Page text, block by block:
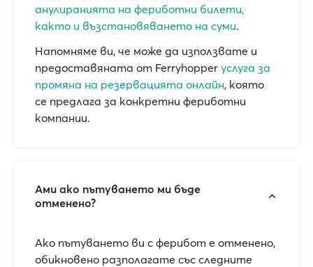
анулиранията на фериботни билети,
както и възстановяването на суми.
Напомняме ви, че може да използвате и
предоставяната от Ferryhopper услуга за
промяна на резервацията онлайн, която
се предлага за конкретни фериботни
компании.
Ами ако пътуването ми бъде
отменено?
Ако пътуването ви с ферибот е отменено,
обикновено разполагате със следните